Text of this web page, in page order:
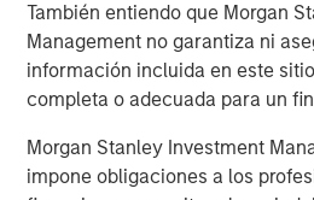
También entiendo que Morgan
Management no garantiza ni
información incluida en este
completa o adecuada para un
Morgan Stanley Investment
impone obligaciones a los
ARTÍCULOS RELACIONADOS
CONSILIENT OBSERVER
Behavior in Prediction,
Markets